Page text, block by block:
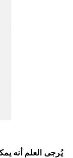
يُرجى العلم أنه